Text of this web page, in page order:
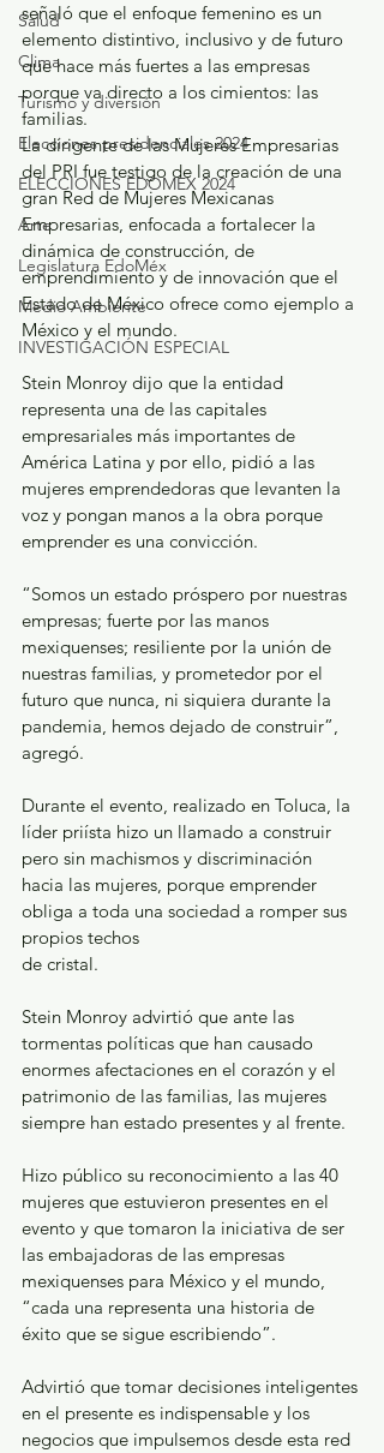
Salud
Clima
Turismo y diversión
Elecciones presidenciales 2024
ELECCIONES EDOMEX 2024
Arte
Legislatura EdoMéx
Medio Ambiente
INVESTIGACIÓN ESPECIAL
señaló que el enfoque femenino es un
elemento distintivo, inclusivo y de futuro
que hace más fuertes a las empresas
porque va directo a los cimientos: las
familias.
La dirigente de las Mujeres Empresarias
del PRI fue testigo de la creación de una
gran Red de Mujeres Mexicanas
Empresarias, enfocada a fortalecer la
dinámica de construcción, de
emprendimiento y de innovación que el
Estado de México ofrece como ejemplo a
México y el mundo.
Stein Monroy dijo que la entidad
representa una de las capitales
empresariales más importantes de
América Latina y por ello, pidió a las
mujeres emprendedoras que levanten la
voz y pongan manos a la obra porque
emprender es una convicción.
“Somos un estado próspero por nuestras
empresas; fuerte por las manos
mexiquenses; resiliente por la unión de
nuestras familias, y prometedor por el
futuro que nunca, ni siquiera durante la
pandemia, hemos dejado de construir”,
agregó.
Durante el evento, realizado en Toluca, la
líder priísta hizo un llamado a construir
pero sin machismos y discriminación
hacia las mujeres, porque emprender
obliga a toda una sociedad a romper sus
propios techos
de cristal.
Stein Monroy advirtió que ante las
tormentas políticas que han causado
enormes afectaciones en el corazón y el
patrimonio de las familias, las mujeres
siempre han estado presentes y al frente.
Hizo público su reconocimiento a las 40
mujeres que estuvieron presentes en el
evento y que tomaron la iniciativa de ser
las embajadoras de las empresas
mexiquenses para México y el mundo,
“cada una representa una historia de
éxito que se sigue escribiendo”.
Advirtió que tomar decisiones inteligentes
en el presente es indispensable y los
negocios que impulsemos desde esta red